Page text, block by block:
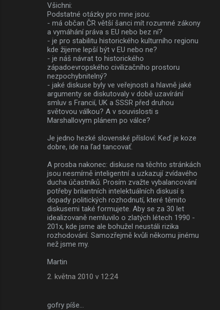
Všichni:
Podstatné otázky pro mne jsou:
- má občan ČR větší šanci mít rozumné zákony
a vymáhání práva s EU nebo bez ní?
- je pro stabilitu historického kulturního regionu
kde žijeme lepší být v EU nebo ne?
- je náš návrat to historického
západoevropského civilizačního prostoru
nezpochybnitelný?
- jaké diskuse byly ve veřejnosti a hlavně jaké
argumenty se diskutovaly v době uzavírání
smluv s Francií, UK a SSSR před druhou
světovou válkou? A v souvislosti s
Marshallovym plánem po válce?
Je jedno hezké slovenské přísloví: Keď je koze
dobre, ide na ľad tancovať.
A prosba nakonec: diskuse na těchto stránkách
jsou nesmírně inteligentní a uzkazují zvídavého
ducha účastníků. Prosím zvažte vybalancování
potřeby brilantních intelektuálních diskusí s
dopady politických rozhodnutí, které těmito
diskusemi také formujete. Aby se za 30 let
idealizovaně nemluvilo o zlatých létech 1990 -
201x, kde jsme ale bohužel neustáli rizika
rozhodování. Samozřejmě kvůli někomu jinému
než jsme my.
Martin
2. května 2010 v 12:24
gofry píše…